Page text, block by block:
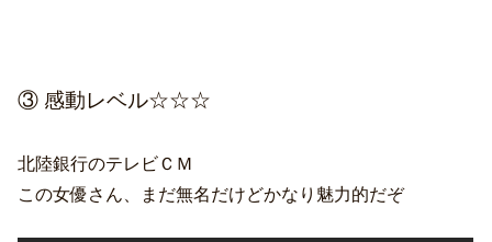
③ 感動レベル☆☆☆
北陸銀行のテレビＣＭ
この女優さん、まだ無名だけどかなり魅力的だぞ